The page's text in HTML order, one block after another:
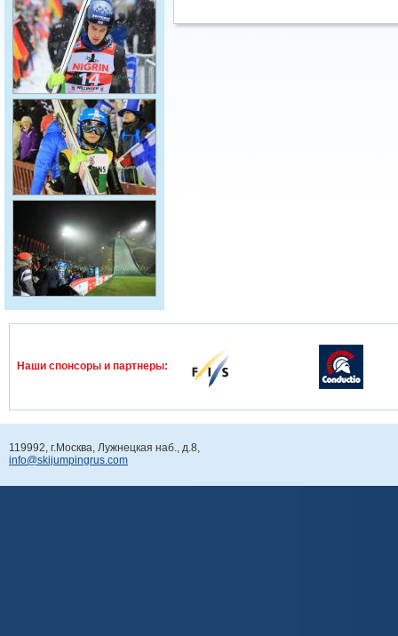
Наши спонcоры и партнеры:
119992, г.Москва, Лужнецкая наб., д.8,
info@skijumpingrus.com